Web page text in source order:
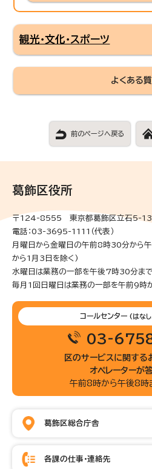
観光・文化・スポーツ
よくある
前のページへ戻る
葛飾区役所
〒124-8555 東京都葛飾区立石5-
電話：03-3695-1111（代表）
月曜日から金曜日の午前8時30分から
から1月3日を除く)
水曜日は業務の一部を午後7時30分まで
毎月1回日曜日は業務の一部を午前9時か
コールセンター (はなし
03-
区のサービスに関する
オペレーターが
午前8時から午後8時
葛飾区総合庁舎
各課の仕事・連絡先